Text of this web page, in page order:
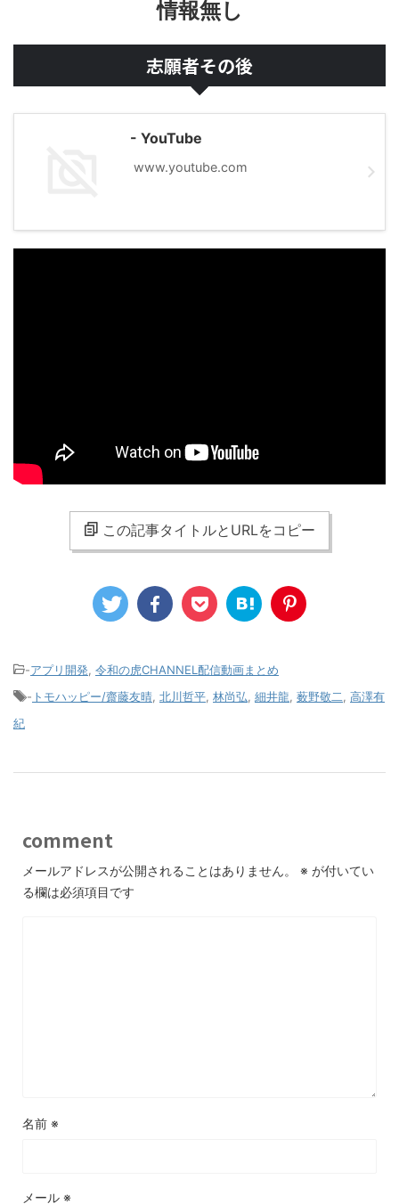
情報無し
志願者その後
- YouTube
www.youtube.com
この記事タイトルとURLをコピー
-アプリ開発, 令和の虎CHANNEL配信動画まとめ
- トモハッピー/齋藤友晴, 北川哲平, 林尚弘, 細井龍, 薮野敬二, 高澤有
紀
comment
メールアドレスが公開されることはありません。 ※ が付いてい
る欄は必須項目です
名前 ※
メール ※